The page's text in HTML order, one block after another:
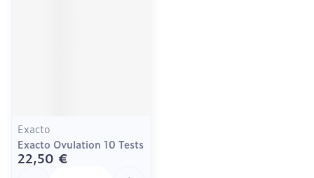
Exacto
Exacto Ovulation 10 Tests
22,50 €